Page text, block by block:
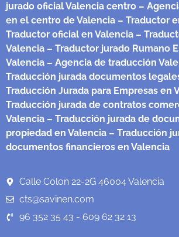
jurado oficial Valencia centro –
en el centro de Valencia – Traductor
Traductor oficial en Valencia –
Valencia – Traductor jurado Rumano
Valencia – Agencia de traducción
Traducción jurada documentos
Traducción Jurada para Empresas en
Traducción jurada de contratos
Valencia – Traducción jurada de
propiedad en Valencia – Traducción
documentos financieros en Valencia
Calle Colon 22-2G 46004 Valencia
cts@savinen.com
96 352 35 43 - 609 62 32 13